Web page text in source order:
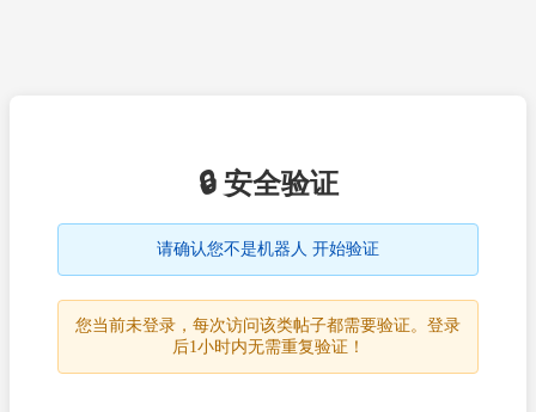
🔒 安全验证
请确认您不是机器人 开始验证
您当前未登录，每次访问该类帖子都需要验证。登录
后1小时内无需重复验证！